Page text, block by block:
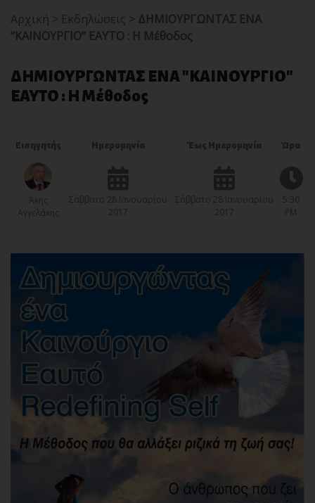
Αρχική > Εκδηλώσεις > ΔΗΜΙΟΥΡΓΩΝΤΑΣ ΕΝΑ
“ΚΑΙΝΟΥΡΓΙΟ” ΕΑΥΤΟ : Η Μέθοδος
ΔΗΜΙΟΥΡΓΩΝΤΑΣ ΕΝΑ "ΚΑΙΝΟΥΡΓΙΟ"
ΕΑΥΤΟ : Η Μέθοδος
Εισηγητής Ημερομηνία Έως Ημερομηνία Ώρα
5:30
PM